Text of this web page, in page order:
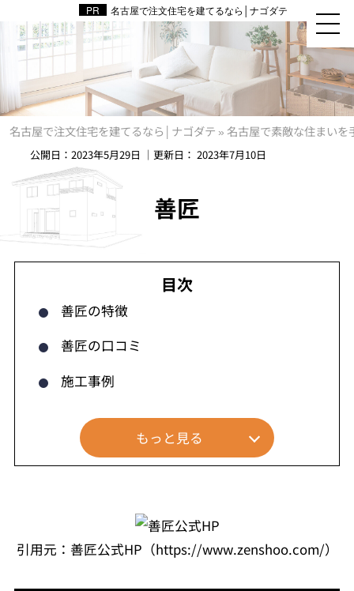
名古屋で注文住宅を建てるなら│ナゴダテ
名古屋で注文住宅を建てるなら│ナゴダテ »名古屋で素敵な住まいを
公開日： 2023年5月29日 ｜更新日： 2023年7月10日
善匠
善匠の特徴
善匠の口コミ
施工事例
もっと見る
引用元：善匠公式HP（https://www.zenshoo.com/）